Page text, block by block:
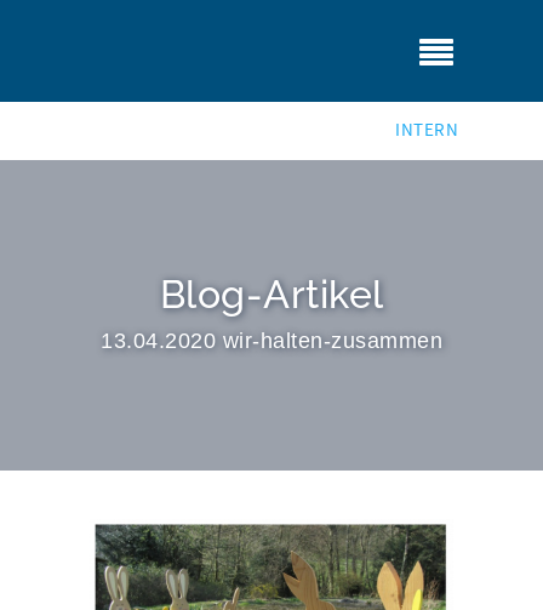
INTERN
Blog-Artikel
13.04.2020 wir-halten-zusammen